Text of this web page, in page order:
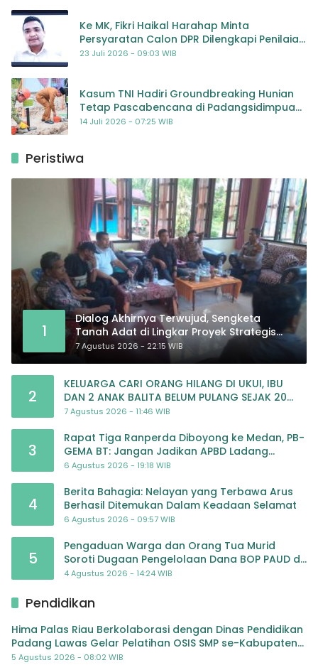
Ke MK, Fikri Haikal Harahap Minta
Persyaratan Calon DPR Dilengkapi Penilaian
Kompetensi
23 Juli 2026 - 09:03 WIB
Kasum TNI Hadiri Groundbreaking Hunian
Tetap Pascabencana di Padangsidimpuan,
Harapan Baru bagi Penyintas
14 Juli 2026 - 07:25 WIB
Peristiwa
1
Dialog Akhirnya Terwujud, Sengketa
Tanah Adat di Lingkar Proyek Strategis
Nasional Memasuki Babak Baru
7 Agustus 2026 - 22:15 WIB
2
KELUARGA CARI ORANG HILANG DI UKUI, IBU
DAN 2 ANAK BALITA BELUM PULANG SEJAK 20
JULI 2026
7 Agustus 2026 - 11:46 WIB
3
Rapat Tiga Ranperda Diboyong ke Medan, PB-
GEMA BT: Jangan Jadikan APBD Ladang
Pembiayaan yang Tak Perlu
6 Agustus 2026 - 19:18 WIB
4
Berita Bahagia: Nelayan yang Terbawa Arus
Berhasil Ditemukan Dalam Keadaan Selamat
6 Agustus 2026 - 09:57 WIB
5
Pengaduan Warga dan Orang Tua Murid
Soroti Dugaan Pengelolaan Dana BOP PAUD di
TK Al-Ikhlas Tapanuli Selatan
4 Agustus 2026 - 14:24 WIB
Pendidikan
Hima Palas Riau Berkolaborasi dengan Dinas Pendidikan
Padang Lawas Gelar Pelatihan OSIS SMP se-Kabupaten
Padang Lawas
5 Agustus 2026 - 08:02 WIB